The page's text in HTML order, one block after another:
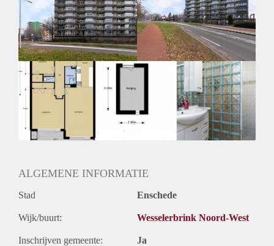
Inkomen eis
N.V.T.
Huurtermijn
Onbepaalde termijn
Oplevering
Kaal
ALGEMENE INFORMATIE
Stad Enschede
Wijk/buurt: Wesselerbrink Noord-West
Inschrijven gemeente: Ja